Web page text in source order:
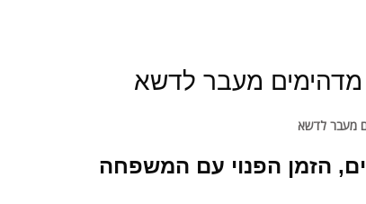
מדהימים מעבר לדשא
מעבר לדשא
הזמן הפנוי עם המשפחה